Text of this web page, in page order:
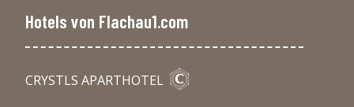
Hotels von Flachau1.com
CRYSTLS APARTHOTEL